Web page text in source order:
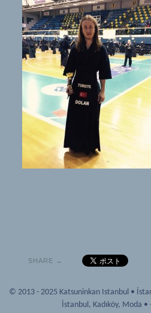
(Türkçe) Ekipmanlar
(Türkçe) Terimler
(Türkçe) Iaido ve Jodo
道場
活人館
紋
(Türkçe) Hakkımızda
ニュース
ギャラリー
(Türkçe) Yeni Başlayanlar
ホーム
剣道
剣道
(Türkçe) Tarihçe
(Türkçe) Ekipmanlar
(Türkçe) Terimler
(Türkçe) Iaido ve Jodo
ソース
(Türkçe) Bağlantılar
SHARE →
© 2013 - 2025 Katsuninkan Istanbul •
İstanbul , Kadıköy, Moda •